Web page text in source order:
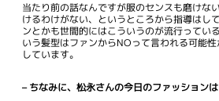
当たり前の話なんですが服のセンスも磨けな
けるわけがない、というところから指導はし
ンとかも世間的にはこういうのが流行ってい
いう髪型はファンからNOって言われる可能
しています。
– ちなみに、松永さんの今日のファッション